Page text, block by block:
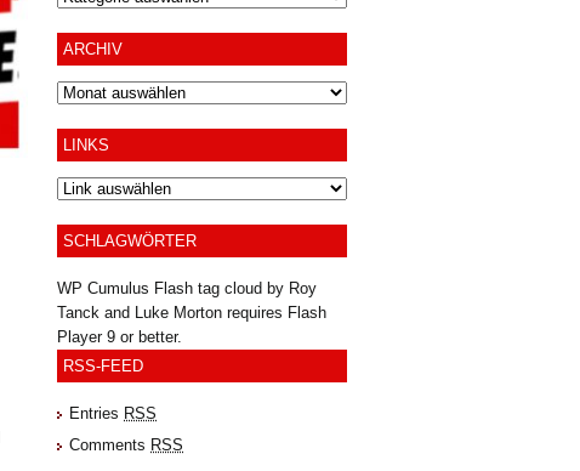
ARCHIV
Archiv
LINKS
SCHLAGWÖRTER
WP Cumulus Flash tag cloud by Roy
Tanck and Luke Morton requires Flash
Player9 or better.
RSS-FEED
Entries RSS
Comments RSS